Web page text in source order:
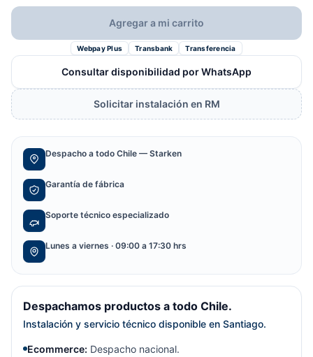
Agregar a mi carrito
Webpay Plus Transbank Transferencia
Consultar disponibilidad por WhatsApp
Solicitar instalación en RM
Despacho a todo Chile — Starken
Garantía de fábrica
Soporte técnico especializado
Lunes a viernes · 09:00 a 17:30 hrs
Despachamos productos a todo Chile.
Instalación y servicio técnico disponible en Santiago.
Ecommerce: Despacho nacional.